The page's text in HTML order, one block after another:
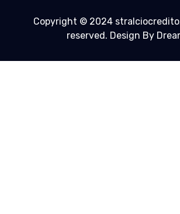
Copyright © 2024
reserved. Design By